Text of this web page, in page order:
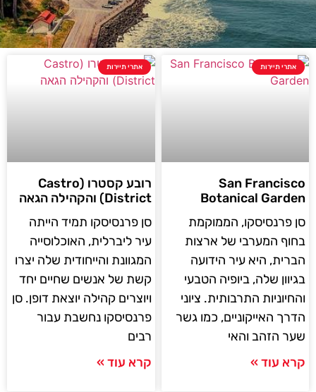
אתרי תיירות
San Francisco
Botanical Garden
סן פרנסיסקו, הממוקמת
בחוף המערבי של ארצות
הברית, היא עיר הידועה
בגיוון שלה, ביופיה הטבעי
והחיוניות התרבותית. ציוני
הדרך האייקוניים, כמו גשר
שער הזהב והאי
קרא עוד »
אתרי תיירות
רובע קסטרו (Castro
District) והקהילה הגאה
סן פרנסיסקו תמיד הייתה
עיר ליברלית, האוכלוסייה
המגוונת והייחודית שלה יצרו
קשת של אנשים שחיים יחד
ויוצרים קהילה יוצאת דופן. סן
פרנסיסקו נחשבת עבור
רבים
קרא עוד »